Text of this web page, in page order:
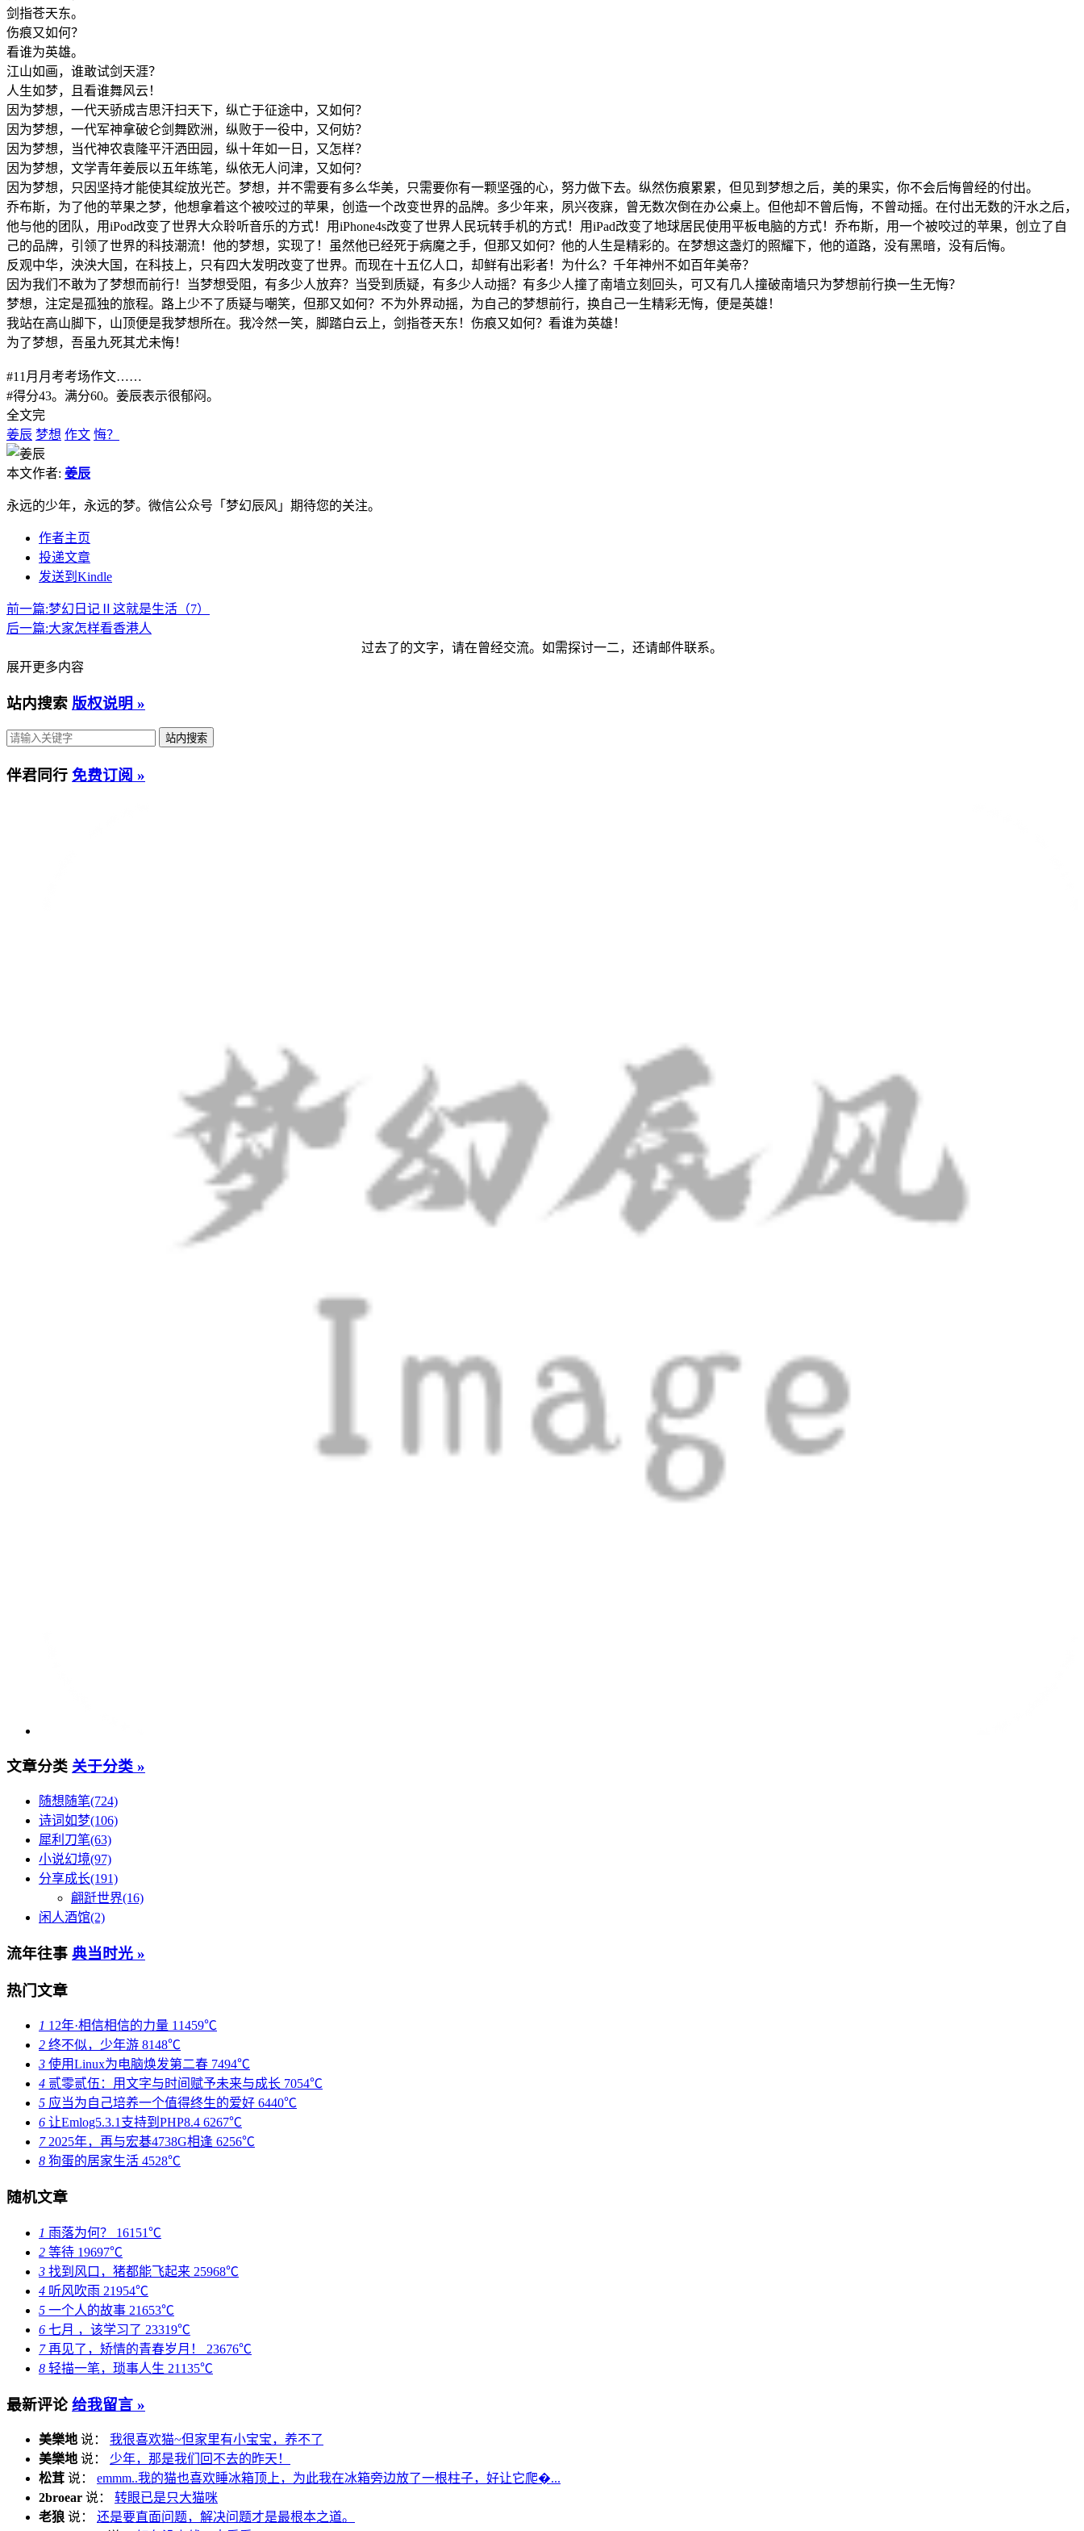
剑指苍天东。
伤痕又如何？
看谁为英雄。
江山如画，谁敢试剑天涯？
人生如梦，且看谁舞风云！
因为梦想，一代天骄成吉思汗扫天下，纵亡于征途中，又如何？
因为梦想，一代军神拿破仑剑舞欧洲，纵败于一役中，又何妨？
因为梦想，当代神农袁隆平汗洒田园，纵十年如一日，又怎样？
因为梦想，文学青年姜辰以五年练笔，纵依无人问津，又如何？
因为梦想，只因坚持才能使其绽放光芒。梦想，并不需要有多么华美，只需要你有一颗坚强的心，努力做下去。纵然伤痕累累，但见到梦想之后，美的果实，你不会后悔曾经的付出。
乔布斯，为了他的苹果之梦，他想拿着这个被咬过的苹果，创造一个改变世界的品牌。多少年来，夙兴夜寐，曾无数次倒在办公桌上。但他却不曾后悔，不曾动摇。在付出无数的汗水之后，
他与他的团队，用iPod改变了世界大众聆听音乐的方式！用iPhone4s改变了世界人民玩转手机的方式！用iPad改变了地球居民使用平板电脑的方式！乔布斯，用一个被咬过的苹果，创立了自
己的品牌，引领了世界的科技潮流！他的梦想，实现了！虽然他已经死于病魔之手，但那又如何？他的人生是精彩的。在梦想这盏灯的照耀下，他的道路，没有黑暗，没有后悔。
反观中华，泱泱大国，在科技上，只有四大发明改变了世界。而现在十五亿人口，却鲜有出彩者！为什么？千年神州不如百年美帝？
因为我们不敢为了梦想而前行！当梦想受阻，有多少人放弃？当受到质疑，有多少人动摇？有多少人撞了南墙立刻回头，可又有几人撞破南墙只为梦想前行换一生无悔？
梦想，注定是孤独的旅程。路上少不了质疑与嘲笑，但那又如何？不为外界动摇，为自己的梦想前行，换自己一生精彩无悔，便是英雄！
我站在高山脚下，山顶便是我梦想所在。我冷然一笑，脚踏白云上，剑指苍天东！伤痕又如何？看谁为英雄！
为了梦想，吾虽九死其尤未悔！
#11月月考考场作文……
#得分43。满分60。姜辰表示很郁闷。
全文完
姜辰 梦想 作文 悔？
本文作者: 姜辰
永远的少年，永远的梦。微信公众号「梦幻辰风」期待您的关注。
作者主页
投递文章
发送到Kindle
前一篇:梦幻日记Ⅱ这就是生活（7）
后一篇:大家怎样看香港人
过去了的文字，请在曾经交流。如需探讨一二，还请邮件联系。
展开更多内容
站内搜索 版权说明 »
伴君同行 免费订阅 »
文章分类 关于分类 »
随想随笔(724)
诗词如梦(106)
犀利刀笔(63)
小说幻境(97)
分享成长(191)
翩跹世界(16)
闲人酒馆(2)
流年往事 典当时光 »
热门文章
1 12年·相信相信的力量 11459℃
2 终不似，少年游 8148℃
3 使用Linux为电脑焕发第二春 7494℃
4 贰零贰伍：用文字与时间赋予未来与成长 7054℃
5 应当为自己培养一个值得终生的爱好 6440℃
6 让Emlog5.3.1支持到PHP8.4 6267℃
72025年，再与宏碁4738G相逢 6256℃
8 狗蛋的居家生活 4528℃
随机文章
1 雨落为何？ 16151℃
2 等待 19697℃
3 找到风口，猪都能飞起来 25968℃
4 听风吹雨 21954℃
5 一个人的故事 21653℃
6 七月 ，该学习了 23319℃
7再见了，矫情的青春岁月！ 23676℃
8 轻描一笔，琐事人生 21135℃
最新评论 给我留言 »
美樂地 说： 我很喜欢猫~但家里有小宝宝，养不了
美樂地 说： 少年，那是我们回不去的昨天！
松茸 说： emmm..我的猫也喜欢睡冰箱顶上，为此我在冰箱旁边放了一根柱子，好让它爬�...
2broear 说： 转眼已是只大猫咪
老狼 说： 还是要直面问题，解决问题才是最根本之道。